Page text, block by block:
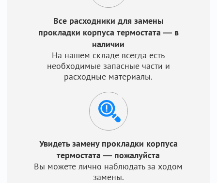
Все расходники для замены
прокладки корпуса термостата — в
наличии
На нашем складе всегда есть
необходимые запасные части и
расходные материалы.
Увидеть замену прокладки корпуса
термостата — пожалуйста
Вы можете лично наблюдать за ходом
замены.